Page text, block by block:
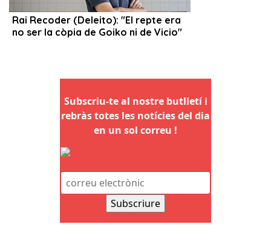
Subscriu-te al nostre butlletí i
rebràs totes les notícies del dia
en un sol correu !